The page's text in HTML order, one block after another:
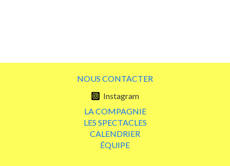
NOUS CONTACTER
Instagram
LA COMPAGNIE
LES SPECTACLES
CALENDRIER
ÉQUIPE